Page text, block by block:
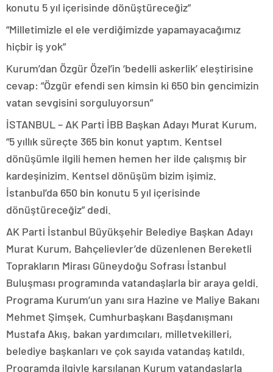
konutu 5 yıl içerisinde dönüştüreceğiz”
“Milletimizle el ele verdiğimizde yapamayacağımız
hiçbir iş yok”
Kurum’dan Özgür Özel’in ‘bedelli askerlik’ eleştirisine
cevap: “Özgür efendi sen kimsin ki 650 bin gencimizin
vatan sevgisini sorguluyorsun”
İSTANBUL – AK Parti İBB Başkan Adayı Murat Kurum,
“5 yıllık süreçte 365 bin konut yaptım. Kentsel
dönüşümle ilgili hemen hemen her ilde çalışmış bir
kardeşinizim. Kentsel dönüşüm bizim işimiz.
İstanbul’da 650 bin konutu 5 yıl içerisinde
dönüştüreceğiz” dedi.
AK Parti İstanbul Büyükşehir Belediye Başkan Adayı
Murat Kurum, Bahçelievler’de düzenlenen Bereketli
Toprakların Mirası Güneydoğu Sofrası İstanbul
Buluşması programında vatandaşlarla bir araya geldi.
Programa Kurum’un yanı sıra Hazine ve Maliye Bakanı
Mehmet Şimşek, Cumhurbaşkanı Başdanışmanı
Mustafa Akış, bakan yardımcıları, milletvekilleri,
belediye başkanları ve çok sayıda vatandaş katıldı.
Programda ilgiyle karşılanan Kurum vatandaşlarla